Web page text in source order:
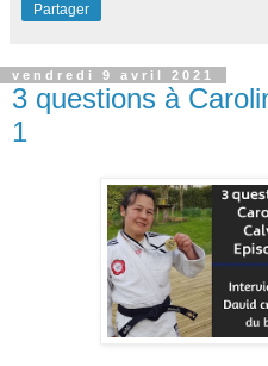
Partager
vendredi 9 avril 2021
3 questions à
1